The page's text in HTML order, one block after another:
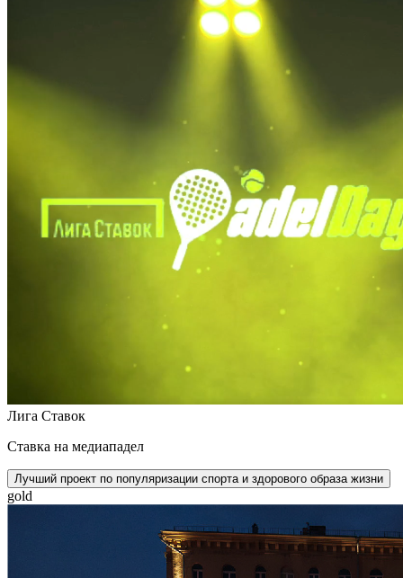
Лига Ставок
Ставка на медиападел
Лучший проект по популяризации спорта и здорового образа жизни
gold